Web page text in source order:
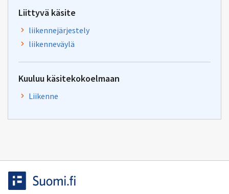
Liittyvä käsite
liikennejärjestely
liikenneväylä
Kuuluu käsitekokoelmaan
Liikenne